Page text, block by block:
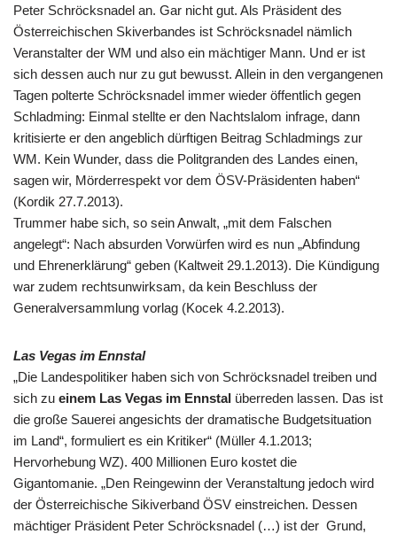
Peter Schröcksnadel an. Gar nicht gut. Als Präsident des
Österreichischen Skiverbandes ist Schröcksnadel nämlich
Veranstalter der WM und also ein mächtiger Mann. Und er ist
sich dessen auch nur zu gut bewusst. Allein in den vergangenen
Tagen polterte Schröcksnadel immer wieder öffentlich gegen
Schladming: Einmal stellte er den Nachtslalom infrage, dann
kritisierte er den angeblich dürftigen Beitrag Schladmings zur
WM. Kein Wunder, dass die Politgranden des Landes einen,
sagen wir, Mörderrespekt vor dem ÖSV-Präsidenten haben“
(Kordik 27.7.2013).
Trummer habe sich, so sein Anwalt, „mit dem Falschen
angelegt“: Nach absurden Vorwürfen wird es nun „Abfindung
und Ehrenerklärung“ geben (Kaltweit 29.1.2013). Die Kündigung
war zudem rechtsunwirksam, da kein Beschluss der
Generalversammlung vorlag (Kocek 4.2.2013).
Las Vegas im Ennstal
„Die Landespolitiker haben sich von Schröcksnadel treiben und
sich zu einem Las Vegas im Ennstal überreden lassen. Das ist
die große Sauerei angesichts der dramatische Budgetsituation
im Land“, formuliert es ein Kritiker“ (Müller 4.1.2013;
Hervorhebung WZ). 400 Millionen Euro kostet die
Gigantomanie. „Den Reingewinn der Veranstaltung jedoch wird
der Österreichische Sikiverband ÖSV einstreichen. Dessen
mächtiger Präsident Peter Schröcksnadel (…) ist der Grund,